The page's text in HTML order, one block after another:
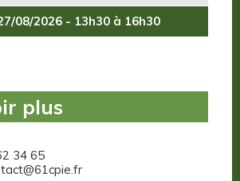
08/2026 - 13h30 à 16h30
plus
34 65